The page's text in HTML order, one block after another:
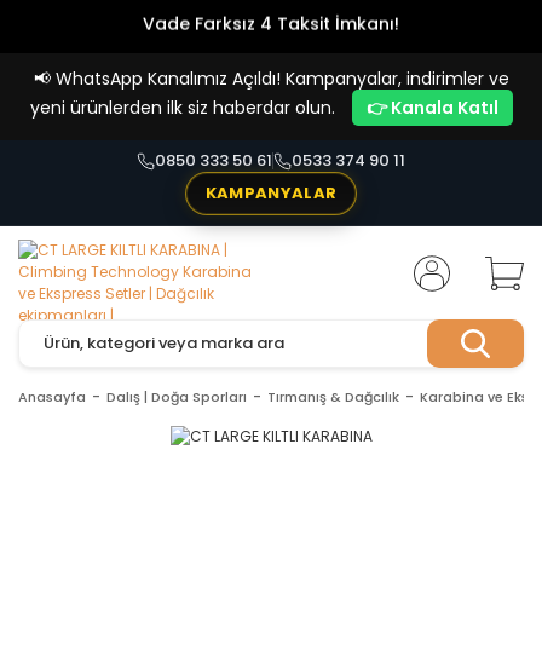
Vade Farksız 4 Taksit İmkanı!
📢 WhatsApp Kanalımız Açıldı! Kampanyalar, indirimler ve
yeni ürünlerden ilk siz haberdar olun.
👉 Kanala Katıl
0850 333 50 61
0533 374 90 11
KAMPANYALAR
Anasayfa Dalış | Doğa Sporları Tırmanış & Dağcılık Karabina ve